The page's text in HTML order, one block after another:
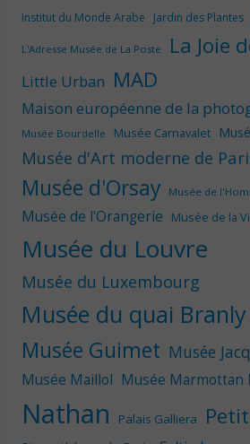
Institut du Monde Arabe Jardin des Plantes
L'Adresse Musée de La Poste La Joie
Little Urban MAD
Maison européenne de la
Musée Bourdelle
Musée Carnavalet
Musée d'Art moderne de
Musée d'Orsay Musée de
Musée de l'Orangerie Musée de la
Musée du Louvre
Musée du Luxembourg
Musée du quai Branly
Musée Guimet Musée
Musée Maillol Musée Marmottan
Nathan Palais Galliera